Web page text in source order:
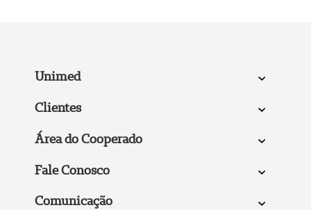
Unimed
Clientes
Área do Cooperado
Fale Conosco
Comunicação